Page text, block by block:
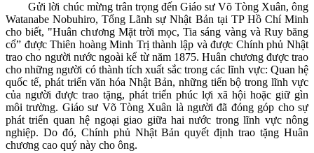
Gửi lời chúc mừng trân trọng đến Giáo sư Võ Tòng Xuân, ông
Watanabe Nobuhiro, Tổng Lãnh sự Nhật Bản tại TP Hồ Chí Minh
cho biết, "Huân chương Mặt trời mọc, Tia sáng vàng và Ruy băng
cổ” được Thiên hoàng Minh Trị thành lập và được Chính phủ Nhật
trao cho người nước ngoài kể từ năm 1875. Huân chương được trao
cho những người có thành tích xuất sắc trong các lĩnh vực: Quan hệ
quốc tế, phát triển văn hóa Nhật Bản, những tiến bộ trong lĩnh vực
của người được trao tặng, phát triển phúc lợi xã hội hoặc giữ gìn
môi trường. Giáo sư Võ Tòng Xuân là người đã đóng góp cho sự
phát triển quan hệ ngoại giao giữa hai nước trong lĩnh vực nông
nghiệp. Do đó, Chính phủ Nhật Bản quyết định trao tặng Huân
chương cao quý này cho ông.